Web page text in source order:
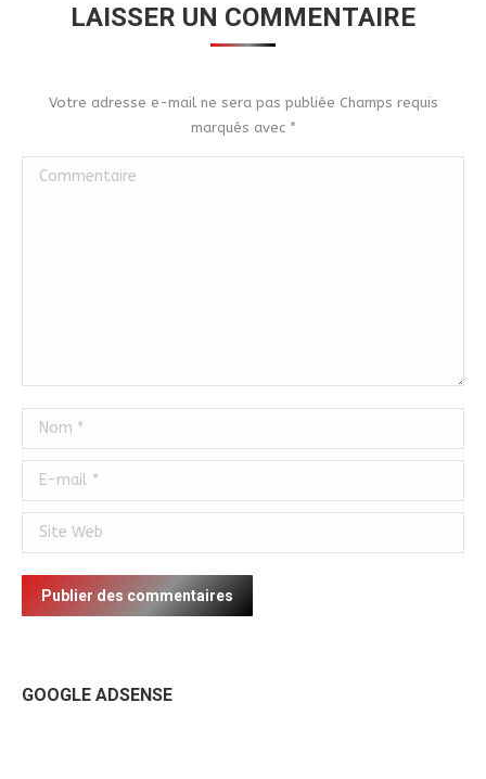
LAISSER UN COMMENTAIRE
Votre adresse e-mail ne sera pas publiée Champs requis
marqués avec *
Commentaire
Nom *
E-mail *
Site Web
Publier des commentaires
GOOGLE ADSENSE